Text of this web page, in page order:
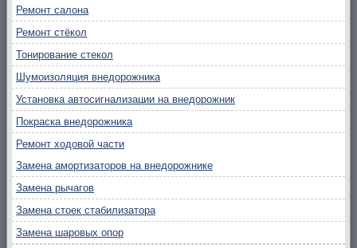
Ремонт салона
Ремонт стёкол
Тонирование стекол
Шумоизоляция внедорожника
Установка автосигнализации на внедорожник
Покраска внедорожника
Ремонт ходовой части
Замена амортизаторов на внедорожнике
Замена рычагов
Замена стоек стабилизатора
Замена шаровых опор